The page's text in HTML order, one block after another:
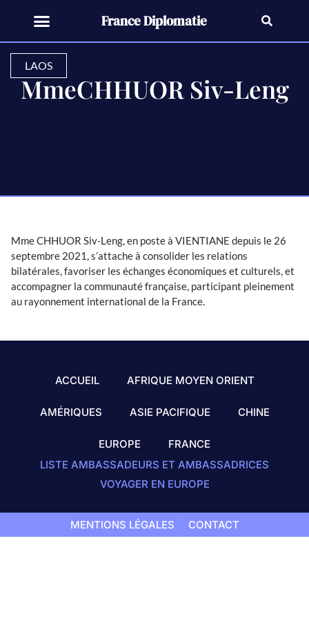
France Diplomatie
LAOS
MmeCHHUOR Siv-Leng
Mme CHHUOR Siv-Leng, en poste à VIENTIANE depuis le 26
septembre 2021, s’attache à consolider les relations
bilatérales, favoriser les échanges économiques et culturels, et
accompagner la communauté française, participant pleinement
au rayonnement international de la France.
ACCUEIL AFRIQUE MOYEN ORIENT
AMÉRIQUES ASIE PACIFIQUE CHINE
EUROPE
FRANCE
LISTE AMBASSADEURS ET AMBASSADRICES
VOYAGER EN EUROPE
MENTIONS LÉGALES CONTACT